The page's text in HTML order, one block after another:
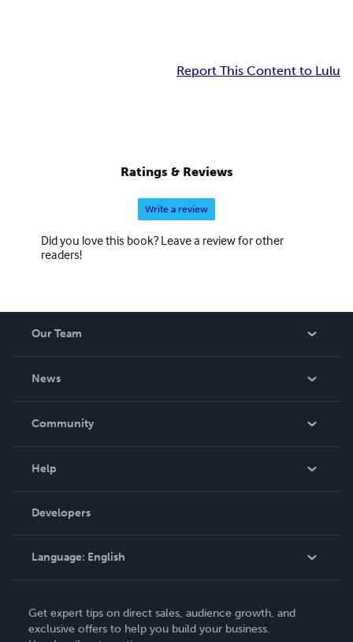
Report This Content to Lulu
Ratings & Reviews
Write a review
Did you love this book? Leave a review for other
readers!
Our Team
News
In The News
Community
Podcast
Help
Order Lookup
Knowledge Base
Contact Support
Developers
Language: English
Deutsch
Get expert tips on direct sales, audience growth, and
exclusive offers to help you build your business.